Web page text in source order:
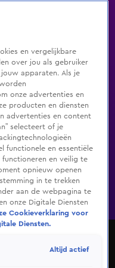
Zenders Genres
De Bondgenoten
met babyshower
en vergelijkbare
over jou als gebruiker
apparaten. Als je
onze advertenties en
producten en diensten
advertenties en content
selecteert of je
functionele en essentiële
en veilig te
opnieuw openen
in te trekken
aan de webpagina te
onze Digitale Diensten
Cookieverklaring voor
Diensten.
Altijd actief